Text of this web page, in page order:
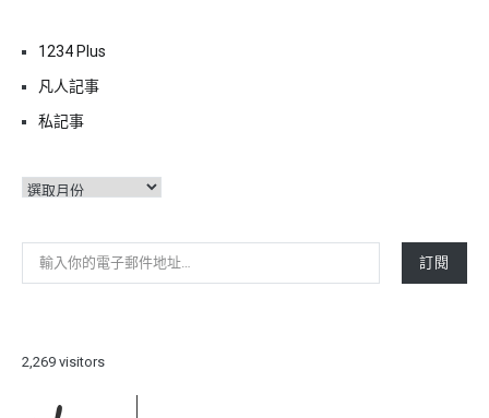
1234 Plus
凡人記事
私記事
彙
輸入你的電子郵件地址…
訂閱
2,269 visitors